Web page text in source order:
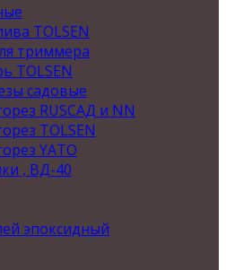
TOLSEN
триммера
TOLSEN
садовые
RUSСАД и NN
TOLSEN
YATO
, ВД-40
эпоксидный